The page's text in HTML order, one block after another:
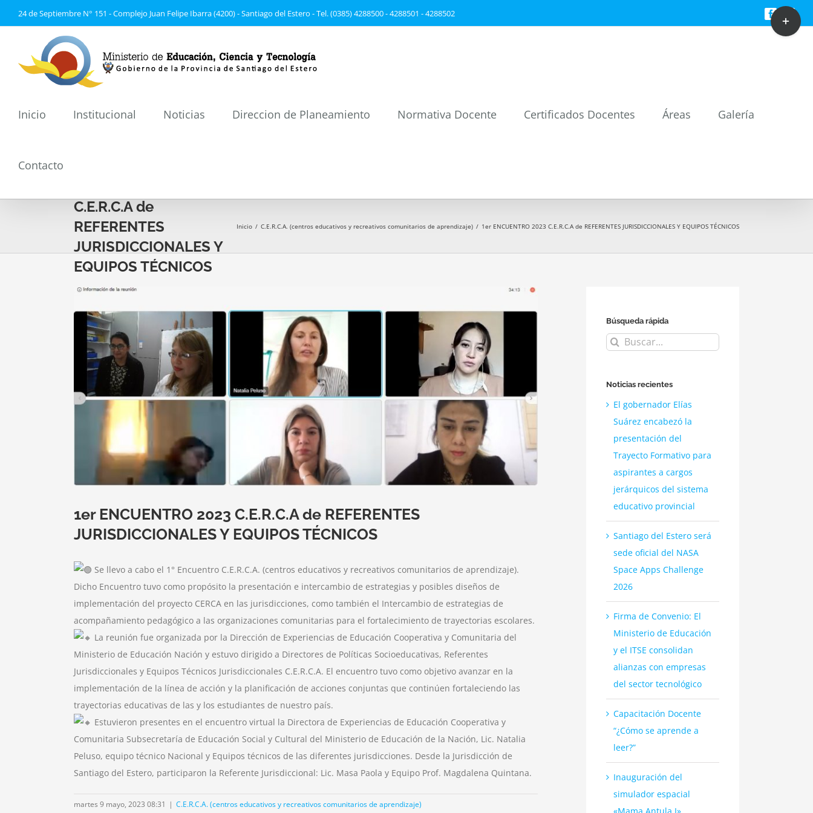
al
24 de Septiembre N° 151 - Complejo Juan Felipe Ibarra (4200) - Santiago del Estero - Tel. (0385) 4288500 - 4288501 - 4288502 Facebook
Inicio Institucional Noticias Direccion de Planeamiento Normativa Docente Certificados Docentes Áreas Galería
Contacto
C.E.R.C.A de
REFERENTES
JURISDICCIONALES Y
EQUIPOS TÉCNICOS
Inicio / C.E.R.C.A. (centros educativos y recreativos comunitarios de aprendizaje) / 1er ENCUENTRO 2023 C.E.R.C.A de REFERENTES JURISDICCIONALES Y EQUIPOS TÉCNICOS
Ver
imagen
más
grande
1er ENCUENTRO 2023 C.E.R.C.A de REFERENTES
JURISDICCIONALES Y EQUIPOS TÉCNICOS
Se llevo a cabo el 1° Encuentro C.E.R.C.A. (centros educativos y recreativos comunitarios de aprendizaje).
Dicho Encuentro tuvo como propósito la presentación e intercambio de estrategias y posibles diseños de
implementación del proyecto CERCA en las jurisdicciones, como también el Intercambio de estrategias de
acompañamiento pedagógico a las organizaciones comunitarias para el fortalecimiento de trayectorias escolares.
La reunión fue organizada por la Dirección de Experiencias de Educación Cooperativa y Comunitaria del
Ministerio de Educación Nación y estuvo dirigido a Directores de Políticas Socioeducativas, Referentes
Jurisdiccionales y Equipos Técnicos Jurisdiccionales C.E.R.C.A. El encuentro tuvo como objetivo avanzar en la
implementación de la línea de acción y la planificación de acciones conjuntas que continúen fortaleciendo las
trayectorias educativas de las y los estudiantes de nuestro país.
Estuvieron presentes en el encuentro virtual la Directora de Experiencias de Educación Cooperativa y
Comunitaria Subsecretaría de Educación Social y Cultural del Ministerio de Educación de la Nación, Lic. Natalia
Peluso, equipo técnico Nacional y Equipos técnicos de las diferentes jurisdicciones. Desde la Jurisdicción de
Santiago del Estero, participaron la Referente Jurisdiccional: Lic. Masa Paola y Equipo Prof. Magdalena Quintana.
martes 9 mayo, 2023 08:31 | C.E.R.C.A. (centros educativos y recreativos comunitarios de aprendizaje)
Búsqueda rápida
Buscar:
Noticias recientes
El gobernador Elías
Suárez encabezó la
presentación del
Trayecto Formativo para
aspirantes a cargos
jerárquicos del sistema
educativo provincial
Santiago del Estero será
sede oficial del NASA
Space Apps Challenge
2026
Firma de Convenio: El
Ministerio de Educación
y el ITSE consolidan
alianzas con empresas
del sector tecnológico
Capacitación Docente
“¿Cómo se aprende a
leer?”
Inauguración del
simulador espacial
Toggle
Sliding